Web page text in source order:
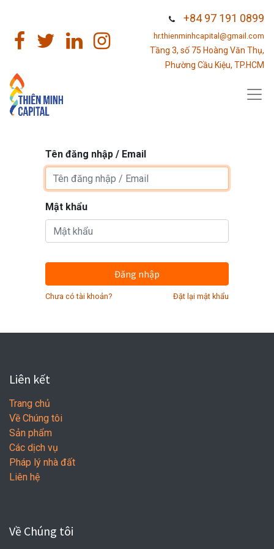
+84 97 191 0899
hr.thienminhcapital@gmail.com
Tầng 3, số 75 Hoàng Văn Thụ,
Phường Cầu Kiệu, TP.HCM
Tên đăng nhập / Email
Mật khẩu
Đăng nhập
Chưa có tài khoản? Đặt lại mật khẩu
Liên kết
Trang chủ
Về Chúng tôi
Sản phẩm
Các dịch vụ
Pháp lý nhà đất
Liên hệ
Về Chúng tôi